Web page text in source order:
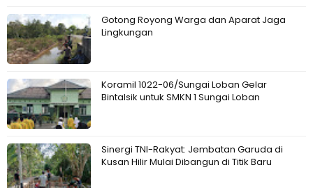
Gotong Royong Warga dan Aparat Jaga
Lingkungan
Koramil 1022-06/Sungai Loban Gelar
Bintalsik untuk SMKN 1 Sungai Loban
Sinergi TNI-Rakyat: Jembatan Garuda di
Kusan Hilir Mulai Dibangun di Titik Baru